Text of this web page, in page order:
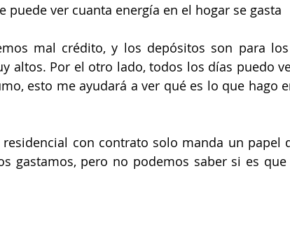
puede ver cuanta energía en el hogar se gasta
mal crédito, y los depósitos son para
altos. Por el otro lado, todos los días puedo
esto me ayudará a ver qué es lo que hago
residencial con contrato solo manda un papel
gastamos, pero no podemos saber si es